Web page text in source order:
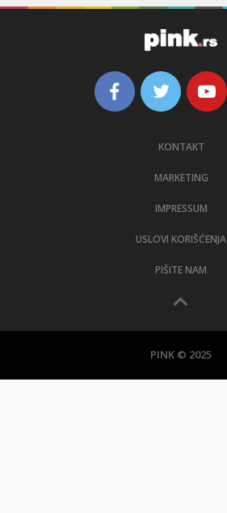
KONTAKT
MARKETING
IMPRESSUM
USLOVI KORIŠĆENJA
PIŠITE NAM
PINK © 2025